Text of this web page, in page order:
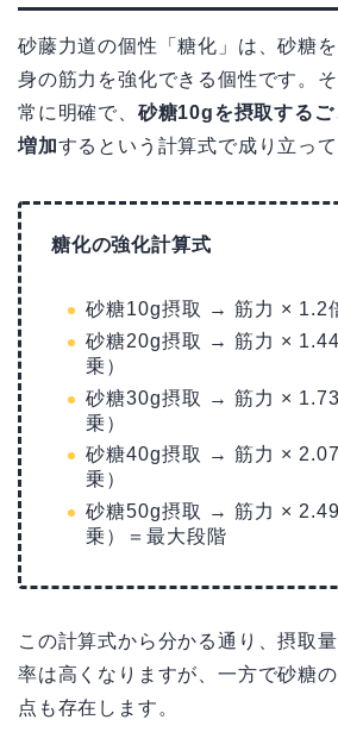
砂藤力道の個性「糖化」は、砂糖
身の筋力を強化できる個性です。
常に明確で、 砂糖10gを摂取する
増加するという計算式で成り立って
糖化の強化計算式
砂糖10g摂取 → 筋力 × 1.2
砂糖20g摂取 → 筋力 ×
乗）
砂糖30g摂取 → 筋力 ×
乗）
砂糖40g摂取 → 筋力 ×
乗）
砂糖50g摂取 → 筋力 ×
乗）＝最大段階
この計算式から分かる通り、摂取
率は高くなりますが、一方で砂糖
点も存在します。